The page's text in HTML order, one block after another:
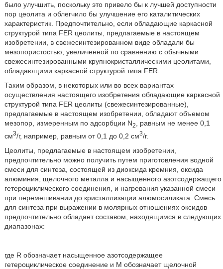
было улучшить, поскольку это привело бы к лучшей доступности
пор цеолита и облегчило бы улучшение его каталитических
характеристик. Предпочтительно, если обладающие каркасной
структурой типа FER цеолиты, предлагаемые в настоящем
изобретении, в свежесинтезированном виде обладали бы
мезопористостью, увеличенной по сравнению с обычными
свежесинтезированными крупнокристаллическими цеолитами,
обладающими каркасной структурой типа FER.
Таким образом, в некоторых или во всех вариантах
осуществления настоящего изобретения обладающие каркасной
структурой типа FER цеолиты (свежесинтезированные),
предлагаемые в настоящем изобретении, обладают объемом
мезопор, измеренным по адсорбции N2, равным не менее 0,1
см3/г, например, равным от 0,1 до 0,2 см3/г.
Цеолиты, предлагаемые в настоящем изобретении,
предпочтительно можно получить путем приготовления водной
смеси для синтеза, состоящей из диоксида кремния, оксида
алюминия, щелочного металла и насыщенного азотсодержащего
гетероциклического соединения, и нагревания указанной смеси
при перемешивании до кристаллизации алюмосиликата. Смесь
для синтеза при выражении в молярных отношениях оксидов
предпочтительно обладает составом, находящимся в следующих
диапазонах:
где R обозначает насыщенное азотсодержащее
гетероциклическое соединение и М обозначает щелочной